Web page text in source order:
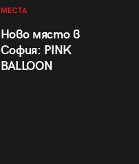
МЕСТА
Ново място в
София: PINK
BALLOON